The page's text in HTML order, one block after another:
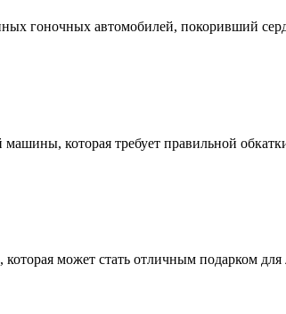
гоночных автомобилей, покоривший
которая требует правильной
может стать отличным подарком для